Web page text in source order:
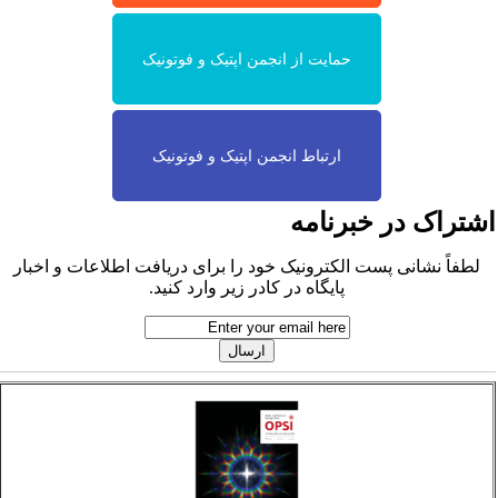
حمایت از انجمن اپتیک و فوتونیک
ارتباط انجمن اپتیک و فوتونیک
در خبرنامه
لطفاً نشانی پست الکترونیک خود را برای دریافت اطلاعات و اخبار
پایگاه در کادر زیر وارد کنید.